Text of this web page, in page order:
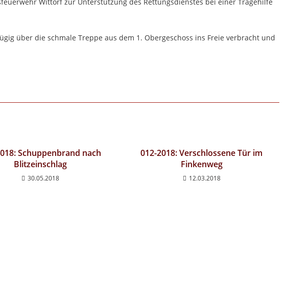
über die schmale Treppe aus dem 1. Obergeschoss ins Freie verbracht und
Schuppenbrand nach
Blitzeinschlag
30.05.2018
012-2018: Verschlossene Tür im
Finkenweg
12.03.2018